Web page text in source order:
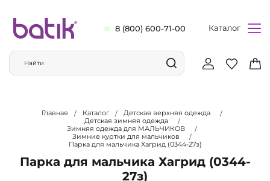
8 (800) 600-71-00 Каталог
Главная Каталог
Детская верхняя одежда
Детская зимняя одежда
Зимняя одежда для МАЛЬЧИКОВ
Зимние куртки для мальчиков
Парка для мальчика Хагрид (0344-27з)
Парка для мальчика Хагрид (0344-
27з)